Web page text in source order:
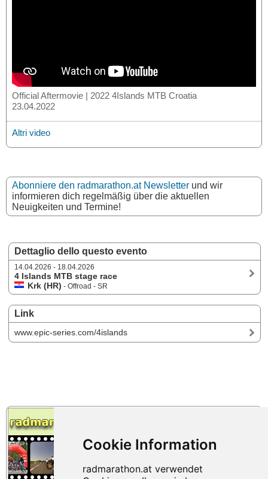
Dettaglio dello questo evento
14.04.2026 - 18.04.2026
4 Islands MTB stage race
Krk (HR) - Offroad - SR
Link
www.epic-series.com/4islands
Official Aftermovie | 2022 4Islands MTB Croatia
23.04.2022
Altri video
Abonniere den radmarathon.at Newsletter und wir
informieren dich regelmäßig über die aktuellen
Neuigkeiten und Termine!